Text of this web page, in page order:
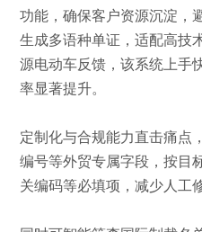
功能，确保客户资源沉淀，
生成多语种单证，适配高技
源电动车反馈，该系统上手
率显著提升。
定制化与合规能力直击痛点
编号等外贸专属字段，按目
关编码等必填项，减少人工